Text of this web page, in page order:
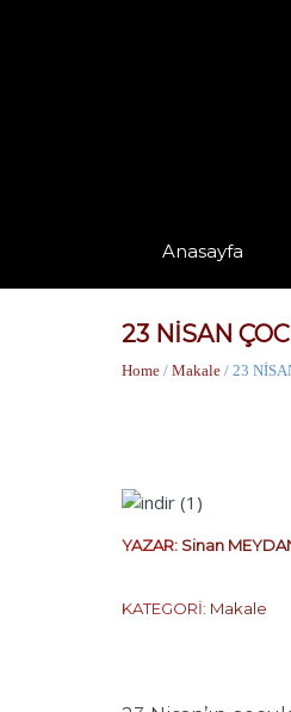
Anasayfa
23 NİSAN
Home / Makale / 23
YAZAR: Sinan
KATEGORİ: Makale